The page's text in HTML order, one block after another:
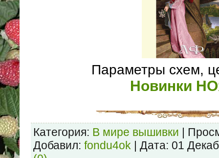
Параметры схем,
Новинки
Категория: В мире вышивки |
Добавил: fondu4ok | Дата: 01